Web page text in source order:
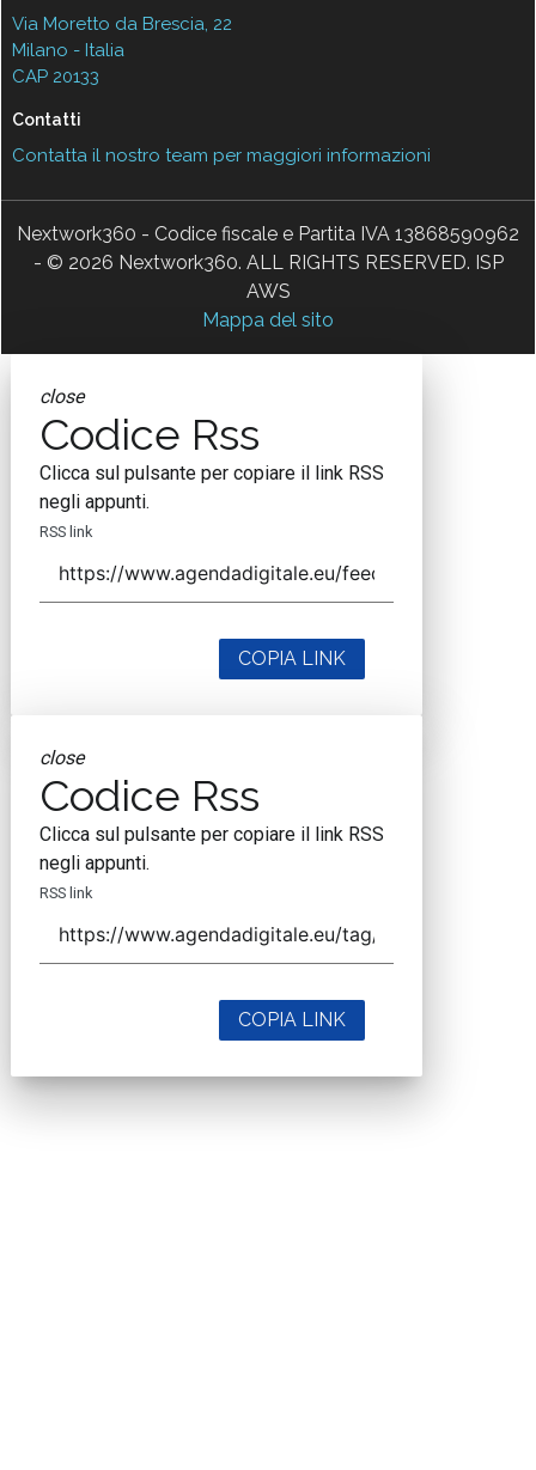
Via Moretto da Brescia, 22
Milano - Italia
CAP 20133
Contatti
Contatta il nostro team per maggiori informazioni
Nextwork360 - Codice fiscale e Partita IVA 13868590962
- © 2026 Nextwork360. ALL RIGHTS RESERVED. ISP
AWS
Mappa del sito
close
Codice Rss
Clicca sul pulsante per copiare il link RSS
negli appunti.
RSS link
COPIA LINK
close
Codice Rss
Clicca sul pulsante per copiare il link RSS
negli appunti.
RSS link
COPIA LINK